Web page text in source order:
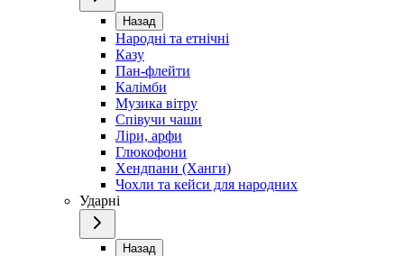
Назад
Народні та етнічні
Казу
Пан-флейти
Калімби
Музика вітру
Співучи чаши
Ліри, арфи
Глюкофони
Хендпани (Ханги)
Чохли та кейси для народних
Ударні
Назад